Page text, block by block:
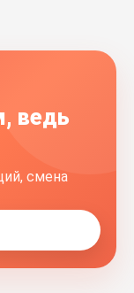
ведь
смена